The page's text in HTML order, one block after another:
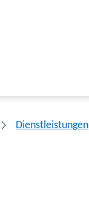
Dienstleistungen